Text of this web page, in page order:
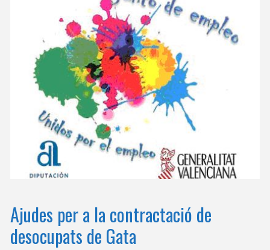
Ajudes per a la contractació de
desocupats de Gata